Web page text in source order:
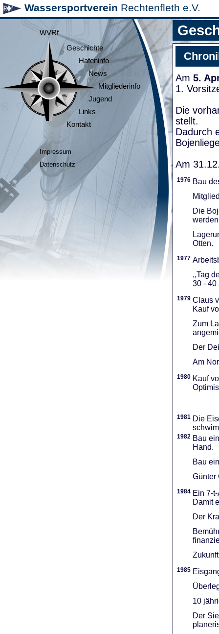
Wassersportverein Rechtenfleth e.V.
WVRf
Geschichte
Hafeninfo
News
Mitgliederinfo
Jugend
Links
Kontakt
Impressum
Datenschutz
Am 5.
1.
Die
stellt.
Dadurch
Am
1976 Bau
Die
Otten.
1977
,,Tag
30 - 40
1979 Claus
Kauf
Zum
Der
Am
1980 Kauf
1981 Die
1982 Bau
Hand.
Bau
Günter
1984 Ein 7-
Damit
Der
1985
10
Der